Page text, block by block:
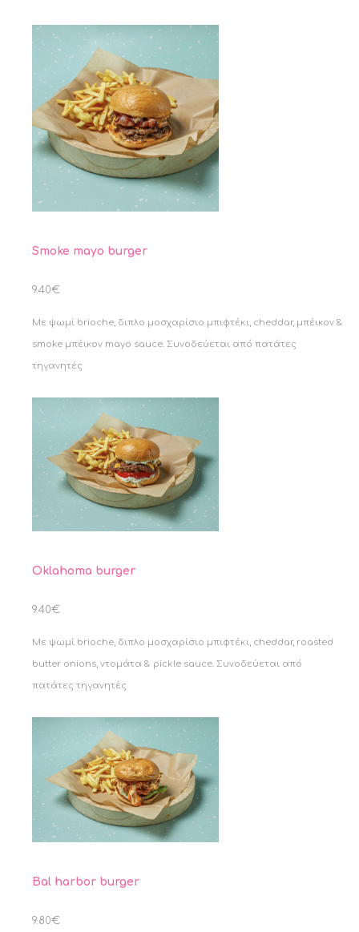
Smoke mayo burger
9.40€
Με ψωμί brioche, διπλο μοσχαρίσιο μπιφτέκι, cheddar, μπέικον &
smoke μπέικον mayo sauce. Συνοδεύεται από πατάτες
τηγανητές
Oklahoma burger
9.40€
Με ψωμί brioche, διπλο μοσχαρίσιο μπιφτέκι, cheddar, roasted
butter onions, ντομάτα & pickle sauce. Συνοδεύεται από
πατάτες τηγανητές
Bal harbor burger
9.80€